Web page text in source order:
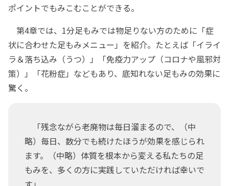
ポイントでもみこむことができる。
第4章では、1分足もみでは物足りない方のために「症
状に合わせた足もみメニュー」を紹介。たとえば「イライ
ラ＆落ち込み（うつ）」「免疫力アップ（コロナや風邪対
策）」「花粉症」などもあり、底知れない足もみの効果に
驚く。
「残念ながら老廃物は毎日溜まるので、（中
略）毎日、数分でも続けたほうが効果を感じられ
ます。（中略）体質を根本から変える私たちの足
もみを、多くの方に実践していただければ幸いで